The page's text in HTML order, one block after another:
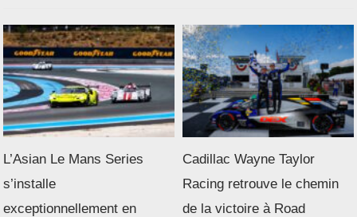
L’Asian Le Mans Series
s’installe
exceptionnellement en
Cadillac Wayne Taylor
Racing retrouve le chemin
de la victoire à Road